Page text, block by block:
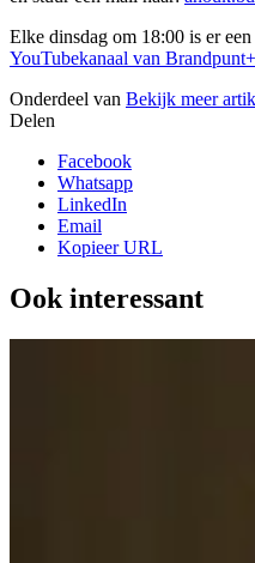
Elke dinsdag om 18:00 is er
YouTubekanaal van Brandpunt+
Onderdeel van Bekijk meer
Delen
Facebook
Whatsapp
LinkedIn
Email
Kopieer URL
Ook interessant